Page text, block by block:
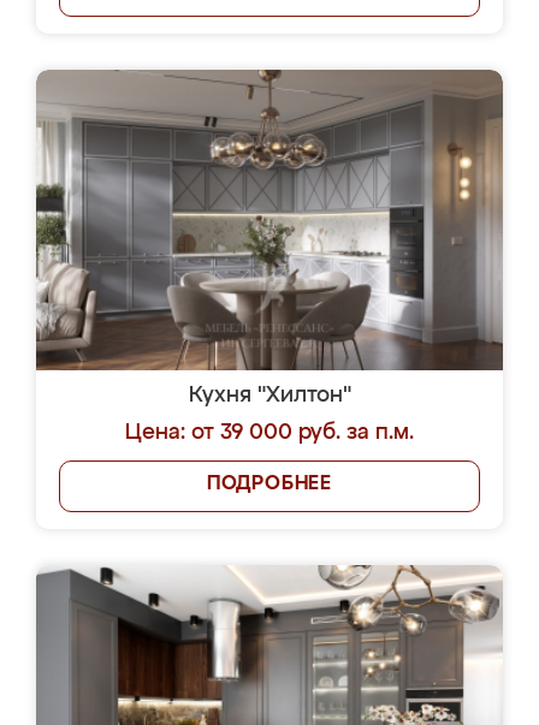
Кухня "Хилтон"
Цена: от 39 000 руб. за п.м.
ПОДРОБНЕЕ